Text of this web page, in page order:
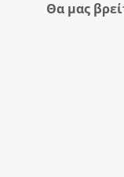
Θα μας